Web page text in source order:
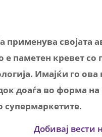
применува својата
е паметен кревет
Имајќи го
доаѓа во форма
супермаркетите.
Добивај вести